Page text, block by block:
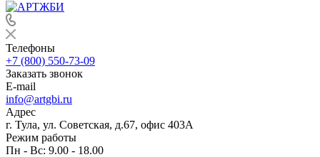
Телефоны
+7 (800) 550-73-09
Заказать звонок
E-mail
info@artgbi.ru
Адрес
г. Тула, ул. Советская, д.67, офис 403А
Режим работы
Пн - Вс: 9.00 - 18.00